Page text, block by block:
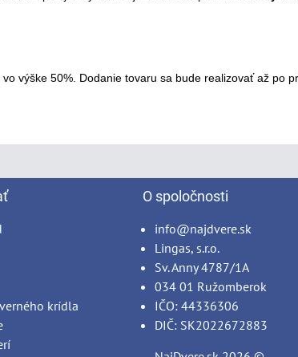
výške 50%. Dodanie tovaru sa bude realizovať až po
krídla
O spoločnosti
info@najdvere.sk
Lingas, s.r.o.
Sv. Anny 4787/1A
034 01 Ružomberok
IČO: 44336306
DIČ: SK2022672883